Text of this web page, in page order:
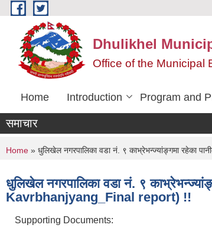
Skip to main content
Dhulikhel
Office of the Municipal
Home Introduction Program and
समाचार
You are here
Home » धुलिखेल नगरपालिका वडा नं. ९ काभ्रेभन्ज्यांङ्गमा रहेका
धुलिखेल नगरपालिका वडा नं. ९
Kavrbhanjyang_Final report) !!
Supporting Documents: